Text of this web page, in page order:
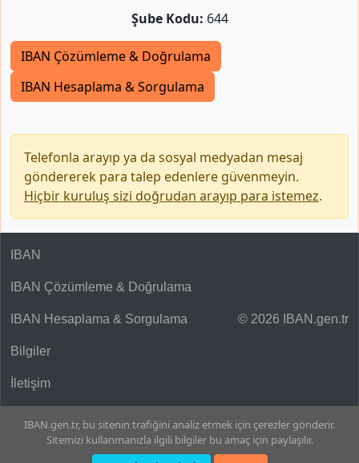
Şube Kodu: 644
IBAN Çözümleme & Doğrulama
IBAN Hesaplama & Sorgulama
Telefonla arayıp ya da sosyal medyadan mesaj
göndererek para talep edenlere güvenmeyin.
Hiçbir kuruluş sizi doğrudan arayıp para istemez.
© 2026 IBAN.gen.tr
IBAN
IBAN Çözümleme & Doğrulama
IBAN Hesaplama & Sorgulama
Bilgiler
İletişim
IBAN.gen.tr, bu sitenin trafiğini analiz etmek için çerezler gönderir.
Sitemizi kullanmanızla ilgili bilgiler bu amaç için paylaşılır.